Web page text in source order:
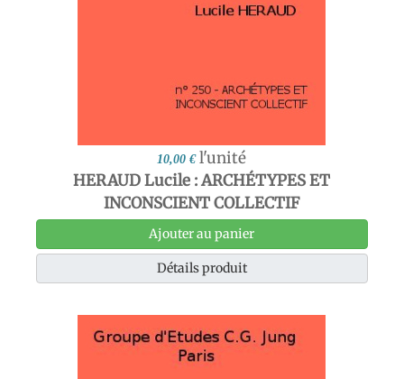
10,00 € l'unité
HERAUD Lucile : ARCHÉTYPES ET
INCONSCIENT COLLECTIF
Ajouter au panier
Détails produit